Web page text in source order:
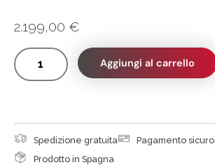
2.199,00 €
Aggiungi al carrello
Spedizione gratuita
Pagamento sicuro
Prodotto in Spagna